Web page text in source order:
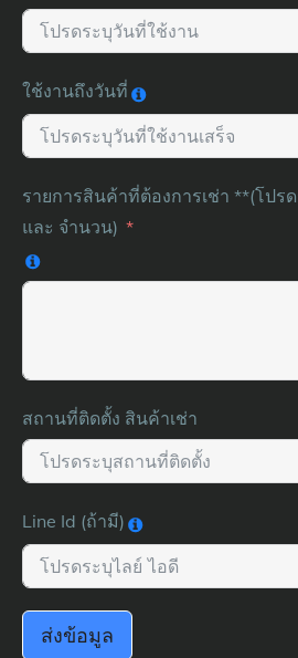
ใช้งานถึงวันที่
รายการสินค้าที่ต้องการเช่า **(โปรดระบุ รายการที่ต้องการ
และ จำนวน)
สถานที่ติดตั้ง สินค้าเช่า
Line Id (ถ้ามี)
ส่งข้อมูล